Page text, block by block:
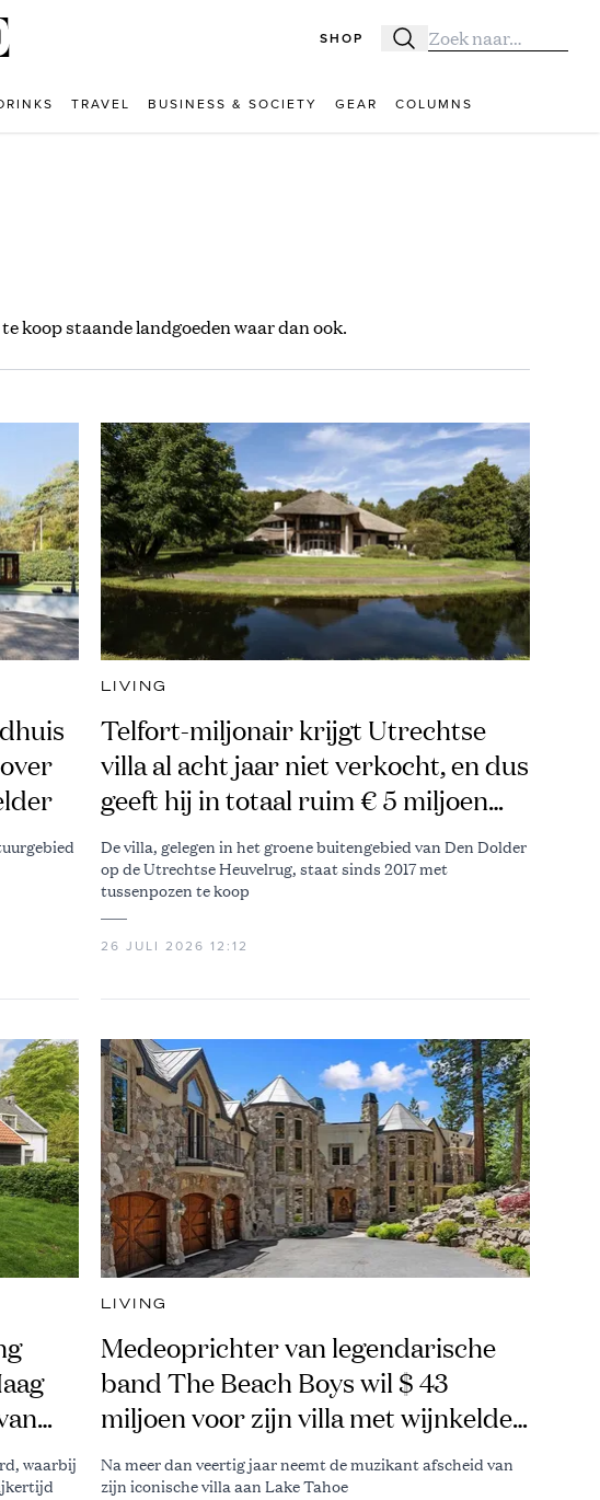
SHOP Zoeken
Zoek naar:
TRAVEL BUSINESS & SOCIETY GEAR COLUMNS
koop staande landgoeden waar dan ook.
LIVING
Telfort-miljonair krijgt Utrechtse
villa al acht jaar niet verkocht, en dus
geeft hij in totaal ruim € 5 miljoen
korting
De villa, gelegen in het groene buitengebied van Den Dolder
op de Utrechtse Heuvelrug, staat sinds 2017 met
tussenpozen te koop
26 JULI 2026 12:12
waarbij
LIVING
Medeoprichter van legendarische
band The Beach Boys wil $ 43
miljoen voor zijn villa met wijnkelder
en bioscoop
Na meer dan veertig jaar neemt de muzikant afscheid van
zijn iconische villa aan Lake Tahoe